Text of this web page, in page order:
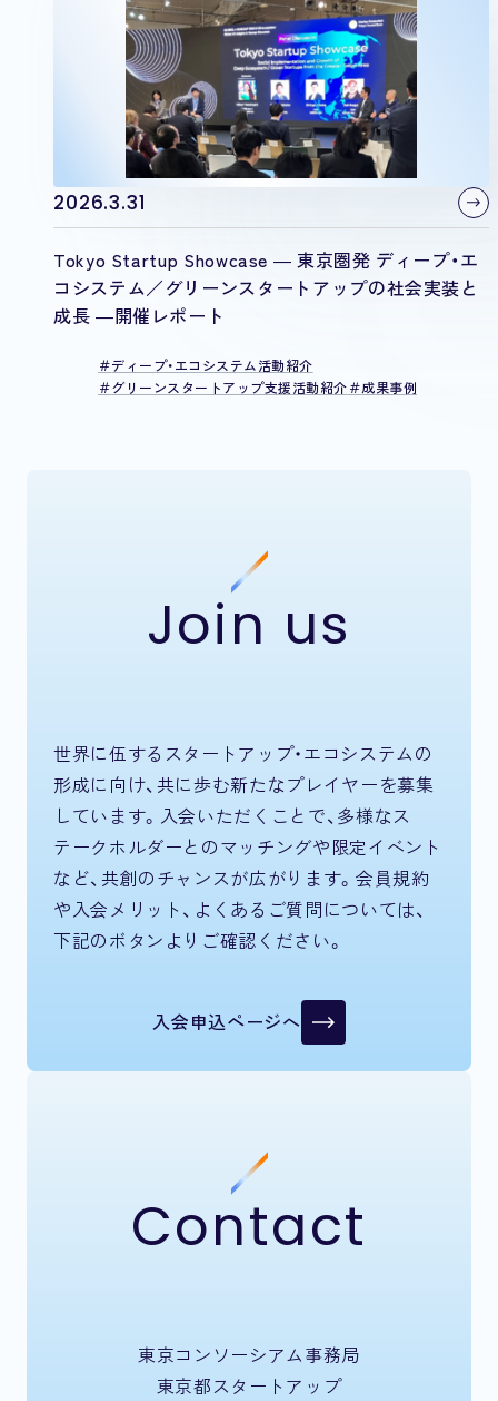
2026.3.31
Tokyo Startup Showcase ― 東京圏発 ディープ・エ
コシステム／グリーンスタートアップの社会実装と
成長 ―開催レポート
ディープ・エコシステム活動紹介
グリーンスタートアップ支援活動紹介
成果事例
Join us
世界に伍するスタートアップ・エコシステムの
形成に向け、共に歩む新たなプレイヤーを募集
しています。入会いただくことで、多様なス
テークホルダーとのマッチングや限定イベント
など、共創のチャンスが広がります。会員規約
や入会メリット、よくあるご質問については、
下記のボタンよりご確認ください。
入会申込ページへ
Contact
東京コンソーシアム事務局
東京都スタートアップ